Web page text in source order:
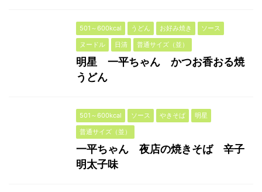
501～600kcal うどん お好み焼き
ソース
ヌードル
日清 普通サイズ（並）
明星 一平ちゃん かつお香おる焼
うどん
501～600kcal ソース やきそば
明星
普通サイズ（並）
一平ちゃん 夜店の焼きそば 辛子
明太子味